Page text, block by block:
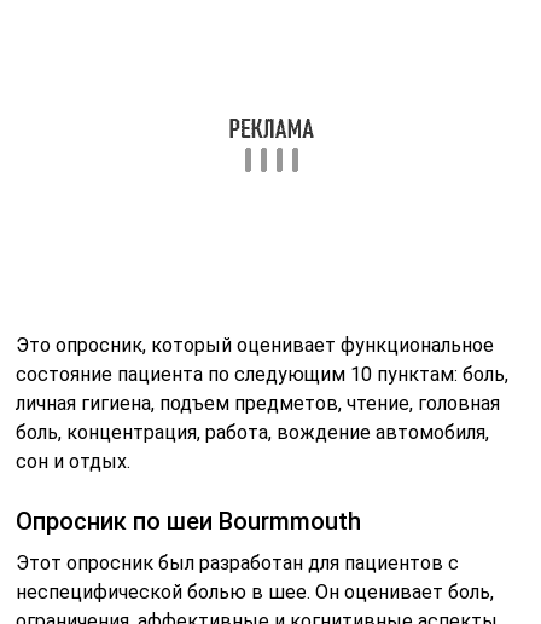
Это опросник, который оценивает функциональное
состояние пациента по следующим 10 пунктам: боль,
личная гигиена, подъем предметов, чтение, головная
боль, концентрация, работа, вождение автомобиля,
сон и отдых.
Опросник по шеи Bourmmouth
Этот опросник был разработан для пациентов с
неспецифической болью в шее. Он оценивает боль,